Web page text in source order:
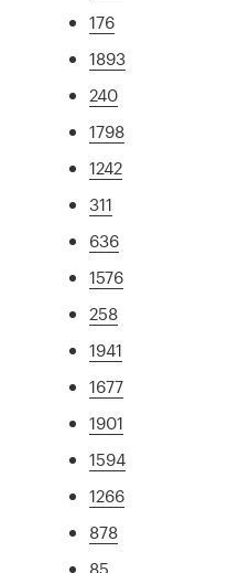
176
1893
240
1798
1242
311
636
1576
258
1941
1677
1901
1594
1266
878
85